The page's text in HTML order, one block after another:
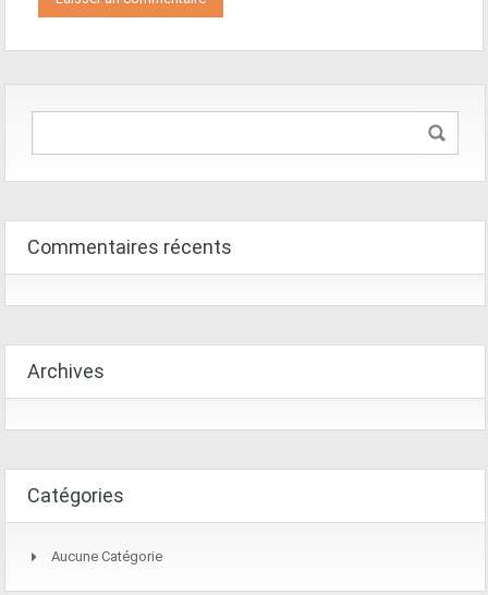
Commentaires récents
Archives
Catégories
Aucune Catégorie